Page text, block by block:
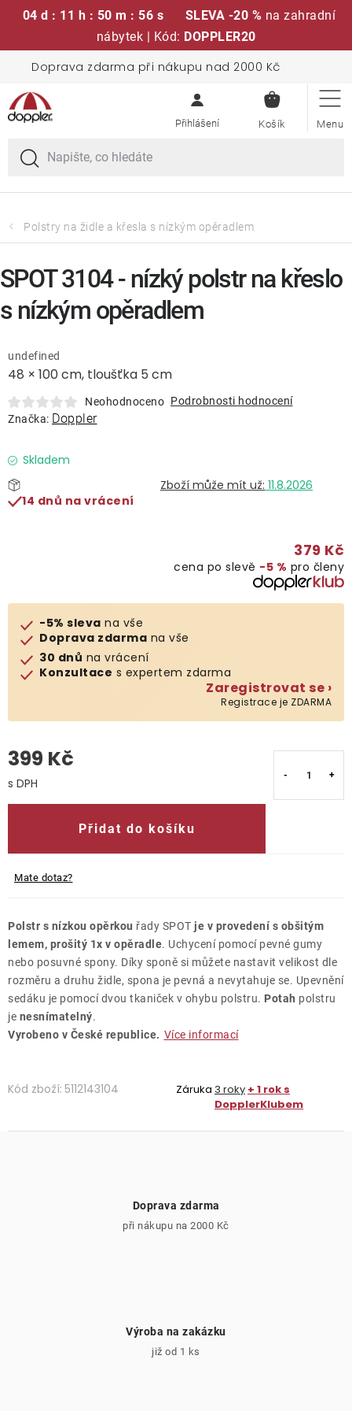
04 d : 11 h : 50 m : 55 s SLEVA -20 % na zahradní
nábytek | Kód: DOPPLER20
obsah
Doprava zdarma při nákupu nad 2000 Kč
KOŠÍK
Sedací soupravy
Slunečníky
Křesla a židle
Lavice a houpačky
Lehátka
Doplňky
Deštníky
Gastro produkty
Klub výhod
Polstry na židle a křesla s nízkým opěradlem
48 × 100 cm, tloušťka 5 cm
undefined
Neohodnoceno Podrobnosti hodnocení
Značka: Doppler
Skladem
11.8.2026
14 dnů na vrácení
379 Kč
cena po slevě −5 % pro členy
-5% sleva na vše
Doprava zdarma na vše
30 dnů na vrácení
Konzultace s expertem zdarma
Zaregistrovat se ›
Registrace je ZDARMA
399 Kč
Přidat do košíku
Mate dotaz?
Polstr s nízkou opěrkou řady SPOT je v provedení s obšitým
lemem, prošitý 1x v opěradle. Uchycení pomocí pevné gumy
nebo posuvné spony. Díky sponě si můžete nastavit velikost dle
rozměru a druhu židle, spona je pevná a nevytahuje se. Upevnění
sedáku je pomocí dvou tkaniček v ohybu polstru. Potah polstru
je nesnímatelný.
Vyrobeno v České republice. Více informací
Kód zboží: 5112143104 Záruka 3 roky + 1 rok s
DopplerKlubem
SPOT 3104 - nízký polstr na křeslo
s nízkým opěradlem
Doprava zdarma
při nákupu na 2000 Kč
Výroba na zakázku
již od 1 ks